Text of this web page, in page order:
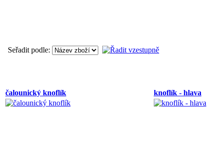
Seřadit podle:
čalounický knoflík knoflík - hlava